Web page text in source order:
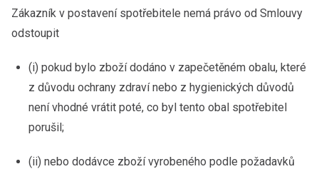
Zákazník v postavení spotřebitele nemá právo od Smlouvy
odstoupit
(i) pokud bylo zboží dodáno v zapečetěném obalu, které
z důvodu ochrany zdraví nebo z hygienických důvodů
není vhodné vrátit poté, co byl tento obal spotřebitel
porušil;
(ii) nebo dodávce zboží vyrobeného podle požadavků